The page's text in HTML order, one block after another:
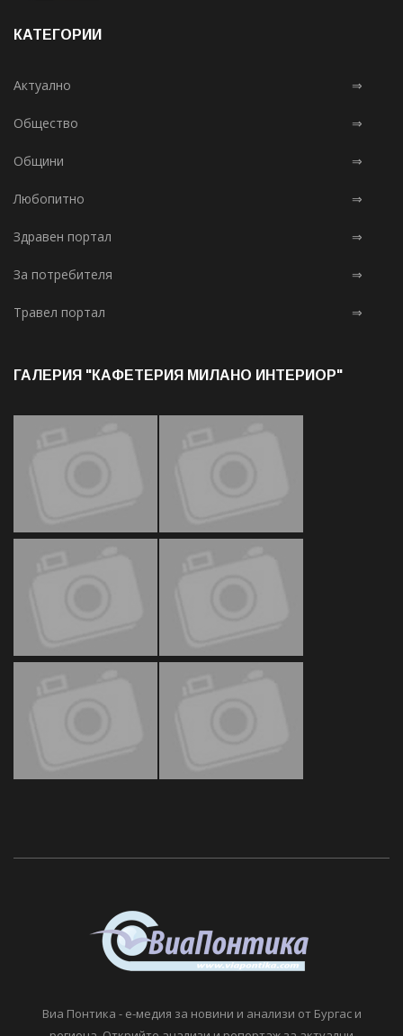
КАТЕГОРИИ
Актуално ⇒
Общество ⇒
Общини ⇒
Любопитно ⇒
Здравен портал ⇒
За потребителя ⇒
Травел портал ⇒
ГАЛЕРИЯ "КАФЕТЕРИЯ МИЛАНО ИНТЕРИОР"
Виа Понтика - е-медия за новини и анализи от Бургас и